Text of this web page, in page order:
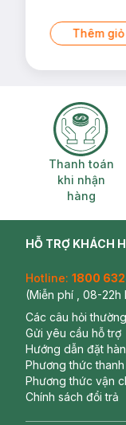
Thêm
Thanh
Thanh toán
khi nhận
hàng
HỖ TRỢ KHÁCH
Hotline: 1800
(Miễn phí , 08-22h
Các câu hỏi
Gửi yêu cầu hỗ trợ
Hướng dẫn đặt
Phương thức
Phương thức vận
Chính sách đổi trả